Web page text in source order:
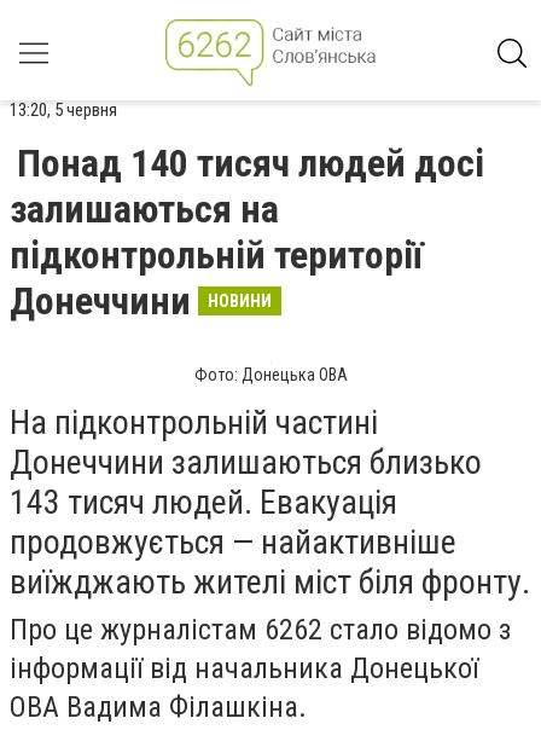
13:20, 5 червня
Понад 140 тисяч людей досі
залишаються на
підконтрольній території
Донеччини
НОВИНИ
Фото: Донецька ОВА
На підконтрольній частині
Донеччини залишаються близько
143 тисяч людей. Евакуація
продовжується — найактивніше
виїжджають жителі міст біля фронту.
Про це журналістам 6262 стало відомо з
інформації від начальника Донецької
ОВА Вадима Філашкіна.